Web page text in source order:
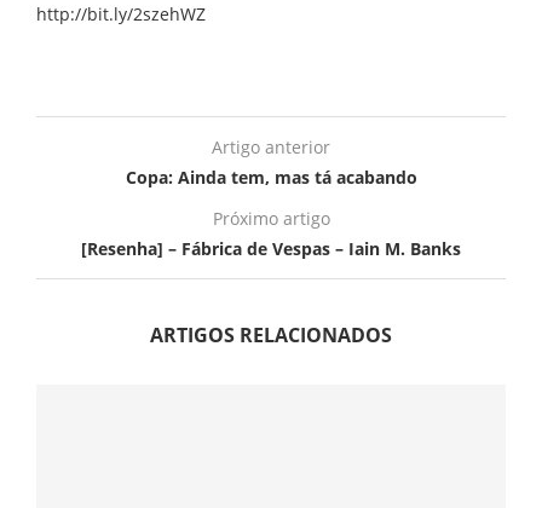
http://bit.ly/2szehWZ
Artigo anterior
Copa: Ainda tem, mas tá acabando
Próximo artigo
[Resenha] – Fábrica de Vespas – Iain M. Banks
ARTIGOS RELACIONADOS